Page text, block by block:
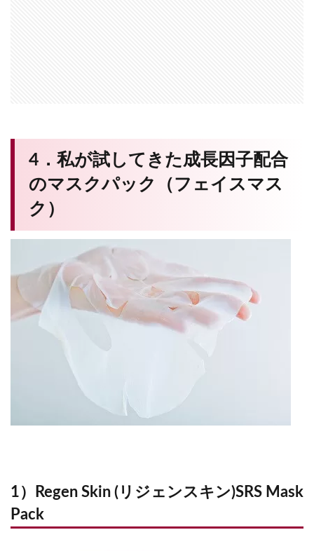
4．私が試してきた成長因子配合
のマスクパック（フェイスマス
ク）
1）Regen Skin (リジェンスキン)SRS Mask
Pack